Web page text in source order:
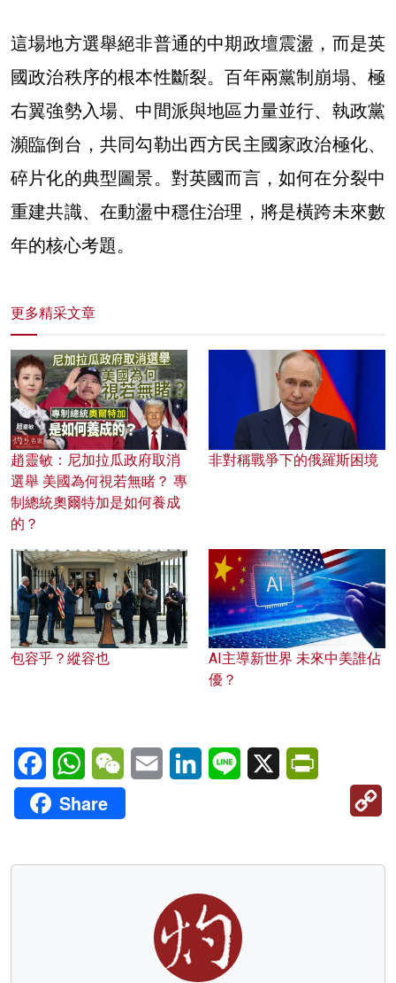
這場地方選舉絕非普通的中期政壇震盪，而是英
國政治秩序的根本性斷裂。百年兩黨制崩塌、極
右翼強勢入場、中間派與地區力量並行、執政黨
瀕臨倒台，共同勾勒出西方民主國家政治極化、
碎片化的典型圖景。對英國而言，如何在分裂中
重建共識、在動盪中穩住治理，將是橫跨未來數
年的核心考題。
更多精采文章
趙靈敏：尼加拉瓜政府取消
選舉 美國為何視若無睹？ 專
制總統奧爾特加是如何養成
的？
非對稱戰爭下的俄羅斯困境
包容乎？縱容也
AI主導新世界 未來中美誰佔
優？
FacebookWhatsAppWeChatEmail LinkedInLine X
Share